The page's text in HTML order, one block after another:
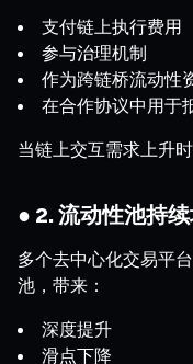
支付链上执行费用
参与治理机制
作为跨链桥流动性
在合作协议中用于
当链上交互需求上升
● 2. 流动性池持
多个去中心化交易平
池，带来：
深度提升
滑点下降